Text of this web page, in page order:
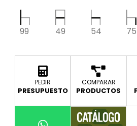
99 49 54 75
PEDIR
PRESUPUESTO
COMPARAR
PRODUCTOS